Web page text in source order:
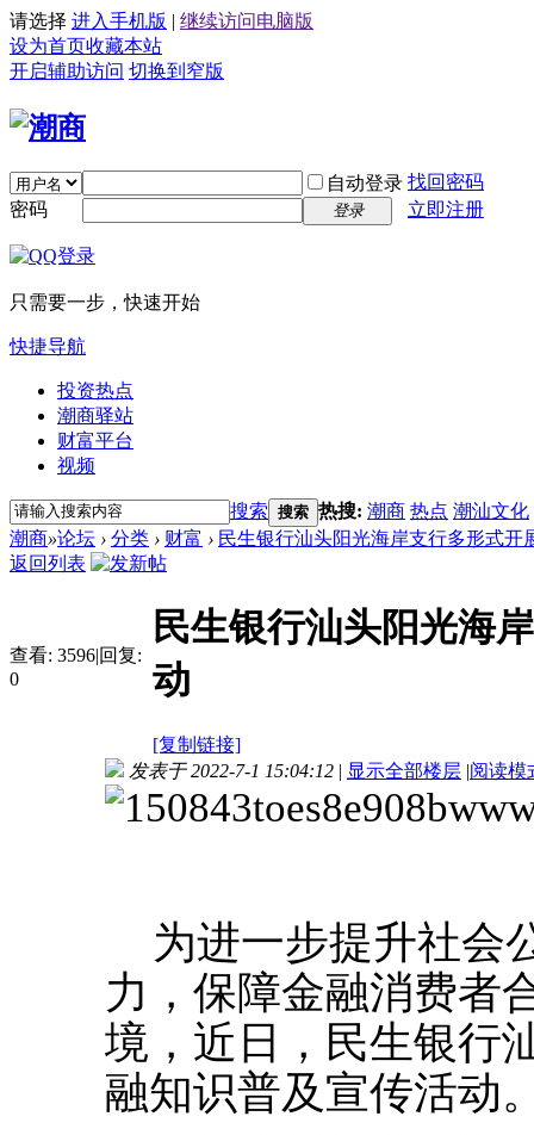
请选择 进入手机版 | 继续访问电脑版
设为首页收藏本站
开启辅助访问 切换到窄版
自动登录 找回密码
密码
登录 立即注册
只需要一步，快速开始
快捷导航
投资热点
潮商驿站
财富平台
视频
搜索 搜索 热搜: 潮商 热点 潮汕文化
潮商»论坛 › 分类 › 财富 › 民生银行汕头阳光海岸支行多形式开
返回列表
查看: 3596|回复:
0
民生银行汕头阳光海
动
[复制链接]
发表于 2022-7-1 15:04:12 | 显示全部楼层 |阅读模
为进一步提升社会
力 ，保障金融消费者
境， 近日，民生银行
融知识普及宣传活动